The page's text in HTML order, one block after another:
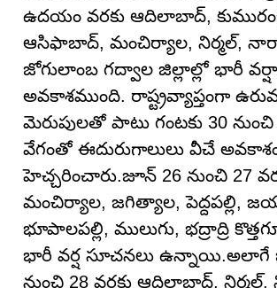
ఉదయం వరకు ఆదిలాబాద్,
ఆసిఫాబాద్, మంచిర్యాల, నిర్మల్,
జోగులాంబ గద్వాల జిల్లాల్లో భారీ
అవకాశముంది. రాష్ట్రవ్యాప్తంగా
మెరుపులతో పాటు గంటకు 30
వేగంతో ఈదురుగాలులు వీచే
హెచ్చరించారు.జూన్ 26 నుంచి 27
మంచిర్యాల, జగిత్యాల, పెద్దపల్లి,
భూపాలపల్లి, ములుగు, భద్రాద్రి
భారీ వర్ష సూచనలు ఉన్నాయి.అలాగే
నుంచి 28 వరకు ఆదిలాబాద్,